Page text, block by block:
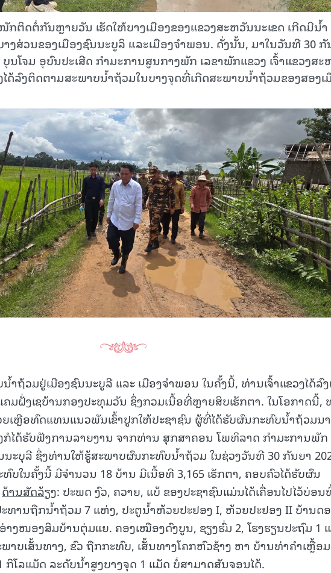
ຕິດຕໍ່ກັນຫຼາຍວັນ ເຮັດໃຫ້ບາງເມືອງຂອງແຂວງສະຫວັນນະເຂດ ເກີດມີນໍ້າ
ສ່ວນຂອງເມືອງຊົນນະບູລິ ແລະເມືອງຈຳພອນ. ດັ່ງນັ້ນ, ມາໃນວັນທີ 30 ກັ
ນໂຈມ ອຸບົນປະເສີດ ກຳມະການສູນກາງພັກ ເລຂາພັກແຂວງ ເຈົ້າແຂວງສ
ດ້ລົງຕິດຕາມສະພາບນໍ້າຖ້ວມໃນບາງຈຸດທີ່ເກີດສະພາບນໍ້າຖ້ວມຂອງສອງເ
ຖ້ວມຢູ່ເມືອງຊົນນະບູລີ ແລະ ເມືອງຈຳພອນ ໃນຄັ້ງນີ້, ທ່ານເຈົ້າແຂວງໄດ້ລົງ
ມຝັ່ງເຊບ້ານກອງປະທຸມວັນ ຊຶ່ງກວມເນື້ອທີ່ຫຼາຍສິບເຮັກຕາ. ໃນໂອກາດນີ້,
ຍເຫຼືອທົດແທນແນວພັນເຂົ້າປູກໃຫ້ປະຊາຊົນ ຜູ້ທີ່ໄດ້ຮັບຜົນກະທົບນໍ້າຖ້ວມນ
ກໍໄດ້ຮັບຟັງການລາຍງານ ຈາກທ່ານ ສຸກສາຄອນ ໂພທິລາດ ກຳມະການພັກ
ນະບຸລີ ຊຶ່ງທ່ານໃຫ້ຮູ້ສະພາບຜົນກະທົບນ້ຳຖ້ວມ ໃນຊ່ວງວັນທີ 30 ກັນຍາ
ໃນຄັ້ງນີ້ ມີຈໍານວນ 18 ບ້ານ ມີເນື້ອທີ 3,165 ເຮັກຕາ, ຄອບຄົວໄດ້ຮັບຜົນ
ດ້ານສັດລ້ຽງ: ປະພດ ງົວ, ຄວາຍ, ແບ້ ຂອງປະຊາຊົນແມ່ນໄດ້ເຄື່ອນໄປໄວ້ບ່ອ
ະທານຖືກນໍ້າຖ້ວມ 7 ແຫ່ງ, ປະຕູນໍ້າຫ້ວຍປະຢອງ I, ຫ້ວຍປະຢອງ II ບ້ານດ
ອ່າງໜອງສິມບ້ານຕຸ່ມແຍ. ຄອງເໝືອງດົງບູນ, ຊຽງຮົ່ມ 2, ໂຮງຮຽນປະຖົມ 1
າບເສັ້ນທາງ, ຂົວ ຖືກກະທົບ, ເສັ້ນທາງໂຄກຫົວຊ້າງ ຫາ ບ້ານທ່າຄໍາເຫຼື້ອ
ໂລແມັດ ລະດັບນໍ້າສູງບາງຈຸດ 1 ແມັດ ບໍ່ສາມາດສັນຈອນໄດ້.
15.040(07-08-